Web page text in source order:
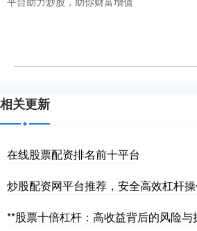
相关更新
在线股票配资排名前十平台
炒股配资网平台推荐，安全高效杠杆
**股票十倍杠杆：高收益背后的风险与